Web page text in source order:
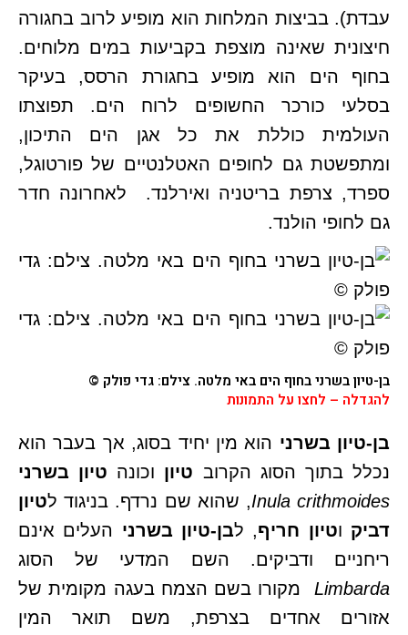
עבדת). בביצות המלחות הוא מופיע לרוב בחגורה
חיצונית שאינה מוצפת בקביעות במים מלוחים.
בחוף הים הוא מופיע בחגורת הרסס, בעיקר
בסלעי כורכר החשופים לרוח הים. תפוצתו
העולמית כוללת את כל אגן הים התיכון,
ומתפשטת גם לחופים האטלנטיים של פורטוגל,
ספרד, צרפת בריטניה ואירלנד. לאחרונה חדר
גם לחופי הולנד.
בן-טיון בשרניבחוף הים באי מלטה. צילם: גדי פולק ©
להגדלה – לחצו על התמונות
בן-טיון בשרני הוא מין יחיד בסוג, אך בעבר הוא
נכלל בתוך הסוג הקרוב טיון וכונה טיון בשרני
Inula crithmoides , שהוא שם נרדף. בניגוד לטיון
דביק וטיון חריף, לבן-טיון בשרני העלים אינם
ריחניים ודביקים. השם המדעי של הסוג
Limbarda מקורו בשם הצמח בעגה מקומית של
אזורים אחדים בצרפת, משם תואר המין